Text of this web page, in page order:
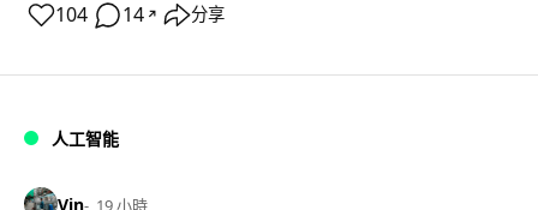
104 14 ↗ 分享
人工智能
Vin 19 小時